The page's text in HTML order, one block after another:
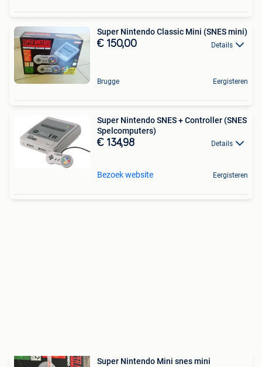
Super Nintendo Classic Mini (SNES mini)
€ 150,00 Details
Brugge Eergisteren
Super Nintendo SNES + Controller (SNES
Spelcomputers)
€ 134,98 Details
Bezoek website Eergisteren
Super Nintendo Mini snes mini